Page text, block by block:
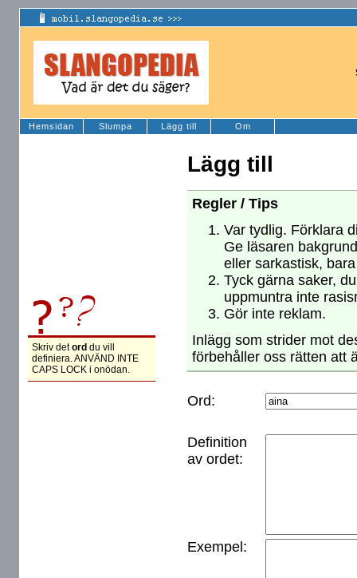
Hemsidan Slumpa Lägg till Om
Skriv detord du vill
definiera. ANVÄND INTE
CAPS LOCK i onödan.
Lägg till
Regler / Tips
Var tydlig. Förklara
Ge läsaren
eller sarkastisk,
Tyck gärna saker,
uppmuntra inte
Gör inte reklam.
Inlägg som strider mot
förbehåller oss rätten att
Ord:
Definition
av ordet:
Exempel: